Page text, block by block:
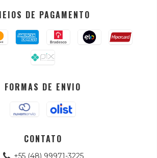
DE PAGAMENTO
FORMAS DE ENVIO
CONTATO
+55 (48) 99971-3225